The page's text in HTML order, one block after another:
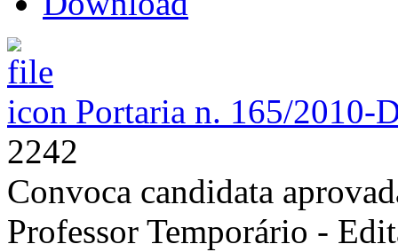
Portaria n. 165/2010-
2242
Convoca candidata
Professor Temporário -